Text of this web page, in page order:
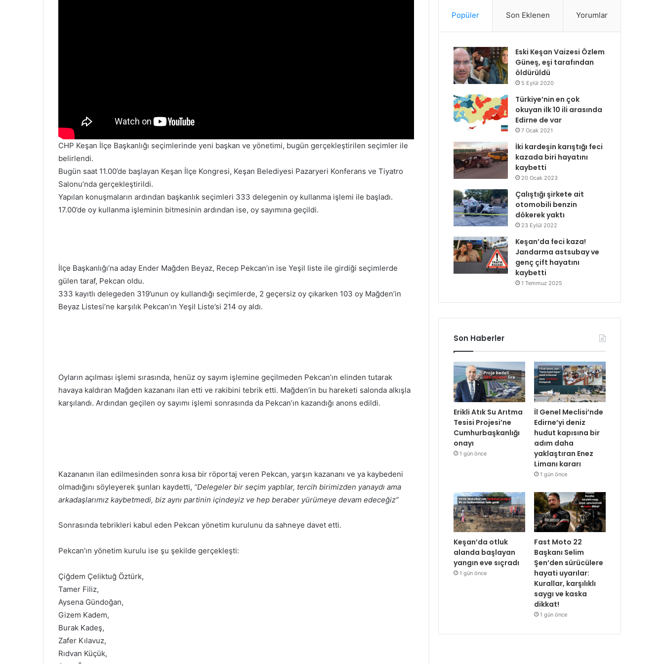
CHP Keşan İlçe Başkanlığı seçimlerinde yeni başkan ve yönetimi, bugün gerçekleştirilen seçimler ile
belirlendi.
Bugün saat 11.00’de başlayan Keşan İlçe Kongresi, Keşan Belediyesi Pazaryeri Konferans ve Tiyatro
Salonu’nda gerçekleştirildi.
Yapılan konuşmaların ardından başkanlık seçimleri 333 delegenin oy kullanma işlemi ile başladı.
17.00’de oy kullanma işleminin bitmesinin ardından ise, oy sayımına geçildi.
İlçe Başkanlığı’na aday Ender Mağden Beyaz, Recep Pekcan’ın ise Yeşil liste ile girdiği seçimlerde
gülen taraf, Pekcan oldu.
333 kayıtlı delegeden 319’unun oy kullandığı seçimlerde, 2 geçersiz oy çıkarken 103 oy Mağden’in
Beyaz Listesi’ne karşılık Pekcan’ın Yeşil Liste’si 214 oy aldı.
Oyların açılması işlemi sırasında, henüz oy sayım işlemine geçilmeden Pekcan’ın elinden tutarak
havaya kaldıran Mağden kazananı ilan etti ve rakibini tebrik etti. Mağden’in bu hareketi salonda alkışla
karşılandı. Ardından geçilen oy sayımı işlemi sonrasında da Pekcan’ın kazandığı anons edildi.
Kazananın ilan edilmesinden sonra kısa bir röportaj veren Pekcan, yarşın kazananı ve ya kaybedeni
olmadığını söyleyerek şunları kaydetti, “Delegeler bir seçim yaptılar, tercih birimizden yanaydı ama
arkadaşlarımız kaybetmedi, biz aynı partinin içindeyiz ve hep beraber yürümeye devam edeceğiz”
Sonrasında tebrikleri kabul eden Pekcan yönetim kurulunu da sahneye davet etti.
Pekcan’ın yönetim kurulu ise şu şekilde gerçekleşti:
Çiğdem Çeliktuğ Öztürk,
Tamer Filiz,
Aysena Gündoğan,
Gizem Kadem,
Burak Kadeş,
Zafer Kılavuz,
Rıdvan Küçük,
Popüler Son Eklenen Yorumlar
Eski Keşan Vaizesi Özlem
Güneş, eşi tarafından
öldürüldü
5 Eylül 2020
Türkiye’nin en çok
okuyan ilk 10 ili arasında
Edirne de var
7 Ocak 2021
İki kardeşin karıştığı feci
kazada biri hayatını
kaybetti
20 Ocak 2023
Çalıştığı şirkete ait
otomobili benzin
dökerek yaktı
23 Eylül 2022
Keşan’da feci kaza!
Jandarma astsubay ve
genç çift hayatını
kaybetti
1 Temmuz 2025
Son Haberler
Erikli Atık Su Arıtma
Tesisi Projesi’ne
Cumhurbaşkanlığı
onayı
1 gün önce
İl Genel Meclisi’nde
Edirne’yi deniz
hudut kapısına bir
adım daha
yaklaştıran Enez
Limanı kararı
1 gün önce
Keşan’da otluk
alanda başlayan
yangın eve sıçradı
1 gün önce
Fast Moto 22
Başkanı Selim
Şen’den sürücülere
hayati uyarılar:
Kurallar, karşılıklı
saygı ve kaska
dikkat!
1 gün önce